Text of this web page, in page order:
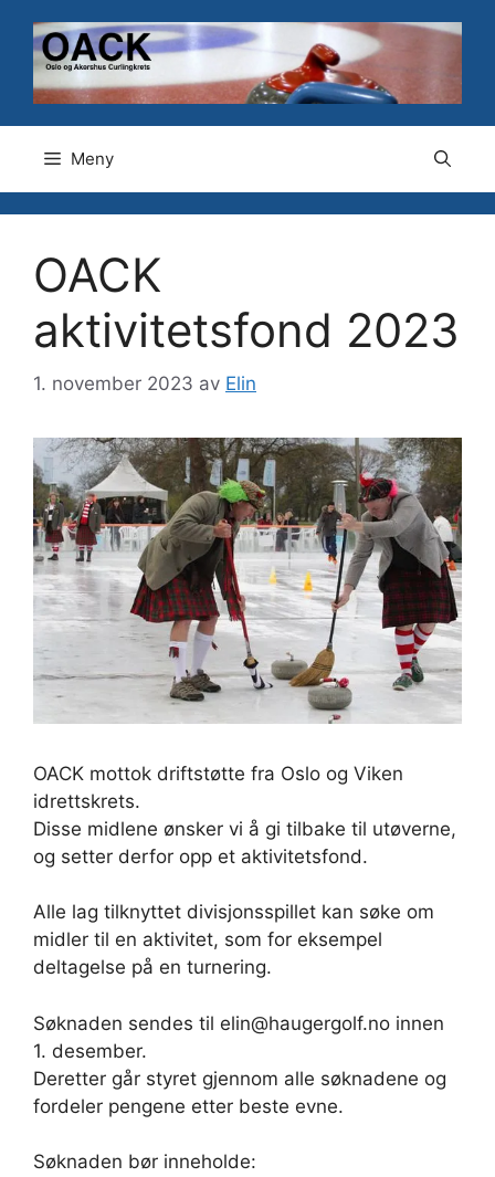
innhold
Meny
OACK
aktivitetsfond 2023
1. november 2023 av Elin
OACK mottok driftstøtte fra Oslo og Viken
idrettskrets.
Disse midlene ønsker vi å gi tilbake til utøverne,
og setter derfor opp et aktivitetsfond.
Alle lag tilknyttet divisjonsspillet kan søke om
midler til en aktivitet, som for eksempel
deltagelse på en turnering.
Søknaden sendes til elin@haugergolf.no innen
1. desember.
Deretter går styret gjennom alle søknadene og
fordeler pengene etter beste evne.
Søknaden bør inneholde: